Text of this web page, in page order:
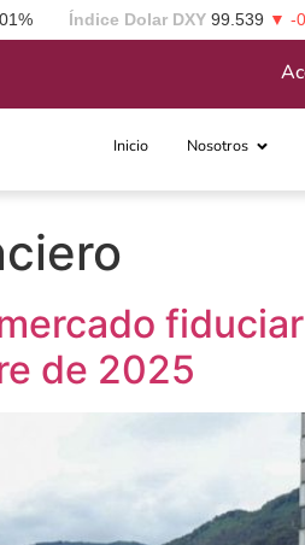
Índice Dolar DXY 99.539 ▼ -
Inicio Nosotros
de 2025